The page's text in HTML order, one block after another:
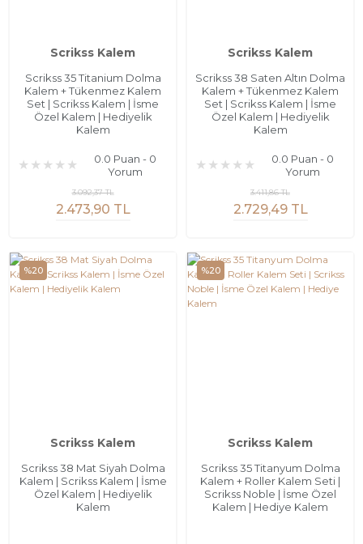
Scrikss Kalem
Scrikss 35 Titanium Dolma
Kalem + Tükenmez Kalem
Set | Scrikss Kalem | İsme
Özel Kalem | Hediyelik
Kalem
0.0 Puan - 0
Yorum
2.473,90 TL
3.092,37 TL
Scrikss Kalem
Scrikss 38 Saten Altın Dolma
Kalem + Tükenmez Kalem
Set | Scrikss Kalem | İsme
Özel Kalem | Hediyelik
Kalem
0.0 Puan - 0
Yorum
2.729,49 TL
3.411,86 TL
%20
Scrikss Kalem
Scrikss 38 Mat Siyah Dolma
Kalem | Scrikss Kalem | İsme
Özel Kalem | Hediyelik
Kalem
%20
Scrikss Kalem
Scrikss 35 Titanyum Dolma
Kalem + Roller Kalem Seti |
Scrikss Noble | İsme Özel
Kalem | Hediye Kalem